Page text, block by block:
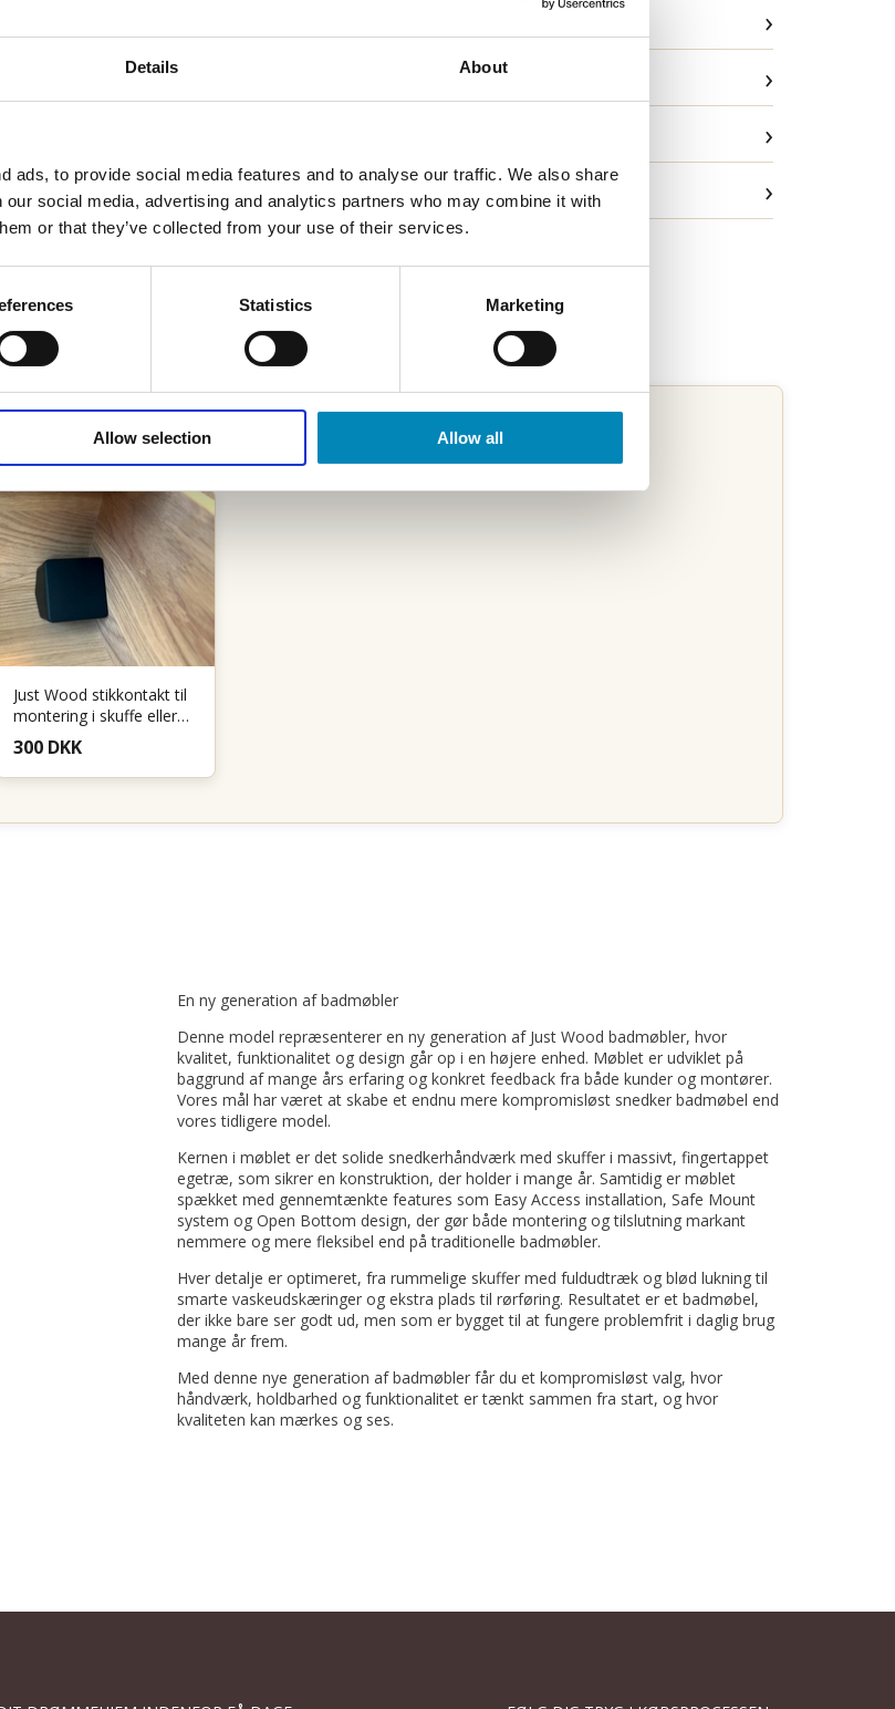
Details About
ads, to provide social media features and to analyse our traffic. We also share
social media, advertising and analytics partners who may combine it with
or that they’ve collected from your use of their services.
Statistics Marketing
Allow selection Allow all
›
›
›
Montage, vedligehold og garanti ›
Just Wood stikkontakt til
montering i skuffe eller
skab - Sort
300 DKK
En ny generation af badmøbler
Denne model repræsenterer en ny generation af Just Wood badmøbler, hvor
kvalitet, funktionalitet og design går op i en højere enhed. Møblet er udviklet på
baggrund af mange års erfaring og konkret feedback fra både kunder og montører.
Vores mål har været at skabe et endnu mere kompromisløst snedker badmøbel end
vores tidligere model.
Kernen i møblet er det solide snedkerhåndværk med skuffer i massivt, fingertappet
egetræ, som sikrer en konstruktion, der holder i mange år. Samtidig er møblet
spækket med gennemtænkte features som Easy Access installation, Safe Mount
system og Open Bottom design, der gør både montering og tilslutning markant
nemmere og mere fleksibel end på traditionelle badmøbler.
Hver detalje er optimeret, fra rummelige skuffer med fuldudtræk og blød lukning til
smarte vaskeudskæringer og ekstra plads til rørføring. Resultatet er et badmøbel,
der ikke bare ser godt ud, men som er bygget til at fungere problemfrit i daglig brug
mange år frem.
Med denne nye generation af badmøbler får du et kompromisløst valg, hvor
håndværk, holdbarhed og funktionalitet er tænkt sammen fra start, og hvor
kvaliteten kan mærkes og ses.